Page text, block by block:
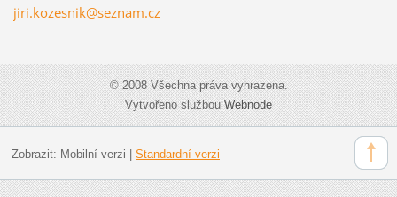
jiri.kozesnik@seznam.cz
© 2008 Všechna práva vyhrazena.
Vytvořeno službouWebnode
Zobrazit: Mobilní verzi Standardní verzi